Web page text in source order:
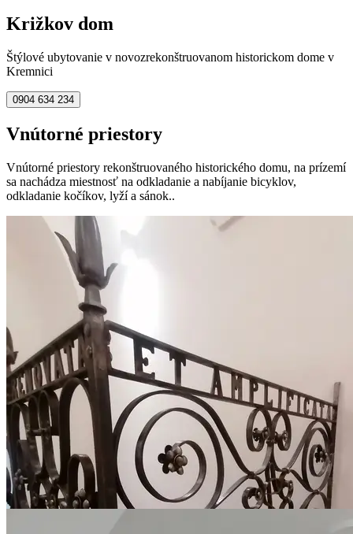
Križkov dom
Štýlové ubytovanie v novozrekonštruovanom historickom dome v
Kremnici
0904 634 234
Vnútorné priestory
Vnútorné priestory rekonštruovaného historického domu, na prízemí
sa nachádza miestnosť na odkladanie a nabíjanie bicyklov,
odkladanie kočíkov, lyží a sánok..